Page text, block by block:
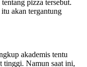
pizza tersebut.
akan tergantung
akademis tentu
tinggi. Namun saat ini,